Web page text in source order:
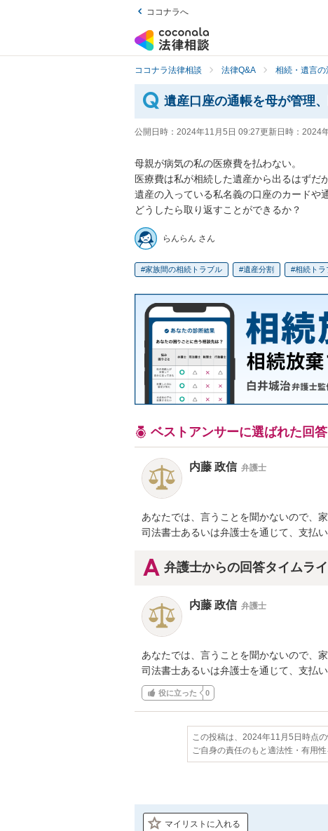
ココナラへ
ココナラ法律相談 法律Q&A 相続・遺言の
遺産口座の通帳を母が管理
公開日時： 2024年11月5日 09:27更新日時： 2024
母親が病気の私の医療費を払わない。
医療費は私が相続した遺産から出るはずだ
遺産の入っている私名義の口座のカードや
どうしたら取り返すことができるか？
らんらん さん
家族間の相続トラブル 遺産分割 相続トラ
ベストアンサーに選ばれた回答
内藤 政信 弁護士
あなたでは、言うことを聞かないので、
司法書士あるいは弁護士を通じて、支払
弁護士からの回答タイムラ
内藤 政信 弁護士
あなたでは、言うことを聞かないので、
司法書士あるいは弁護士を通じて、支払
役に立った 0
この投稿は、2024年11月5日時点の
ご自身の責任のもと適法性・有用
マイリストに入れる